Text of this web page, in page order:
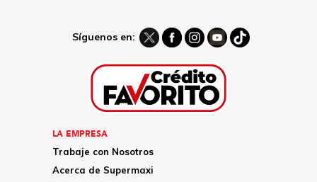
Síguenos en:
LA EMPRESA
Trabaje con Nosotros
Acerca de Supermaxi